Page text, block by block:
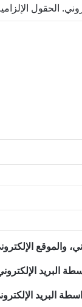
الحقول
والموقع
البريد
البريد